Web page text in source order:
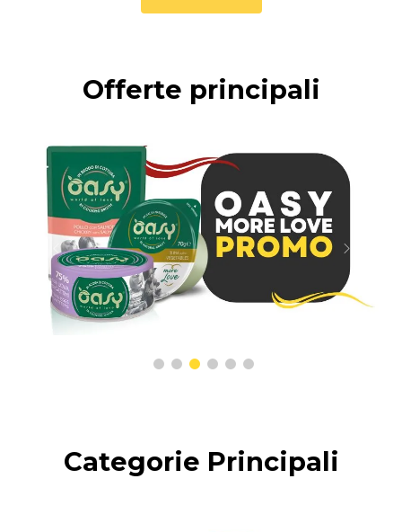
Offerte principali
Categorie Principali